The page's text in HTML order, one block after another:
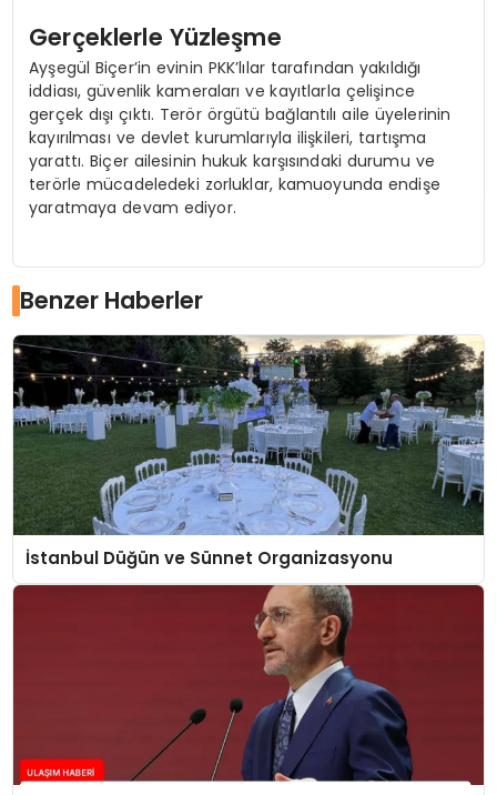
Gerçeklerle Yüzleşme
Ayşegül Biçer’in evinin PKK’lılar tarafından yakıldığı
iddiası, güvenlik kameraları ve kayıtlarla çelişince
gerçek dışı çıktı. Terör örgütü bağlantılı aile üyelerinin
kayırılması ve devlet kurumlarıyla ilişkileri, tartışma
yarattı. Biçer ailesinin hukuk karşısındaki durumu ve
terörle mücadeledeki zorluklar, kamuoyunda endişe
yaratmaya devam ediyor.
Benzer Haberler
İstanbul Düğün ve Sünnet Organizasyonu